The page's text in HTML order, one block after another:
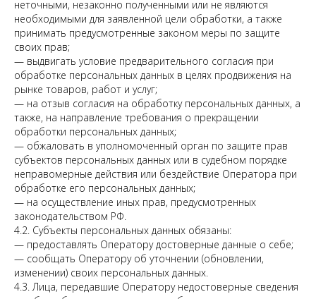
неточными, незаконно полученными или не являются
необходимыми для заявленной цели обработки, а также
принимать предусмотренные законом меры по защите
своих прав;
— выдвигать условие предварительного согласия при
обработке персональных данных в целях продвижения на
рынке товаров, работ и услуг;
— на отзыв согласия на обработку персональных данных, а
также, на направление требования о прекращении
обработки персональных данных;
— обжаловать в уполномоченный орган по защите прав
субъектов персональных данных или в судебном порядке
неправомерные действия или бездействие Оператора при
обработке его персональных данных;
— на осуществление иных прав, предусмотренных
законодательством РФ.
4.2. Субъекты персональных данных обязаны:
— предоставлять Оператору достоверные данные о себе;
— сообщать Оператору об уточнении (обновлении,
изменении) своих персональных данных.
4.3. Лица, передавшие Оператору недостоверные сведения